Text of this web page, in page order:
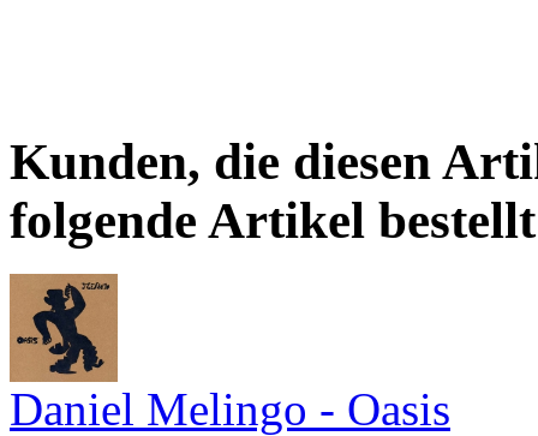
Kunden, die diesen
folgende Artikel
Daniel Melingo - Oasis